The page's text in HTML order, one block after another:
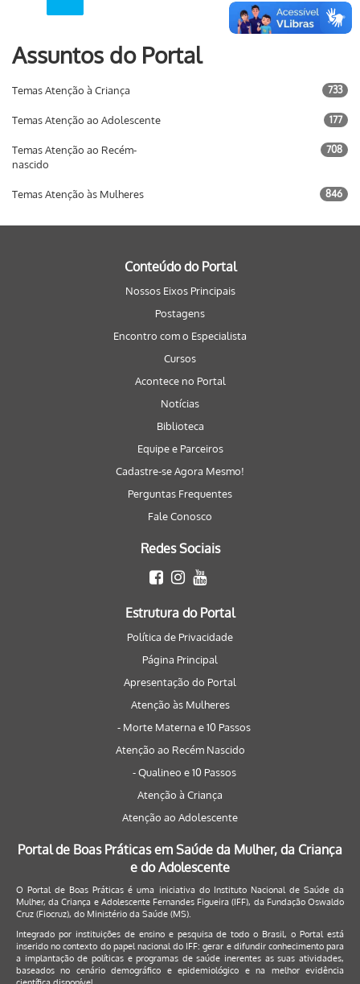
Assuntos do Portal
Temas Atenção à Criança 733
Temas Atenção ao Adolescente 177
Temas Atenção ao Recém-
nascido
708
Temas Atenção às Mulheres 846
Conteúdo do Portal
Nossos Eixos Principais
Postagens
Encontro com o Especialista
Cursos
Acontece no Portal
Notícias
Biblioteca
Equipe e Parceiros
Cadastre-se Agora Mesmo!
Perguntas Frequentes
Fale Conosco
Redes Sociais
Estrutura do Portal
Política de Privacidade
Página Principal
Apresentação do Portal
Atenção às Mulheres
- Morte Materna e 10 Passos
Atenção ao Recém Nascido
- Qualineo e 10 Passos
Atenção à Criança
Atenção ao Adolescente
Portal de Boas Práticas em Saúde da Mulher, da Criança
e do Adolescente
O Portal de Boas Práticas é uma iniciativa do Instituto Nacional de Saúde da
Mulher, da Criança e Adolescente Fernandes Figueira (IFF), da Fundação Oswaldo
Cruz (Fiocruz), do Ministério da Saúde (MS).
Integrado por instituições de ensino e pesquisa de todo o Brasil, o Portal está
inserido no contexto do papel nacional do IFF: gerar e difundir conhecimento para
a implantação de políticas e programas de saúde inerentes as suas atividades,
baseados no cenário demográfico e epidemiológico e na melhor evidência